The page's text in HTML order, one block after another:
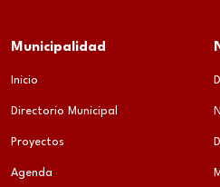
Municipalidad
Inicio
Directorio Municipal
Proyectos
Agenda